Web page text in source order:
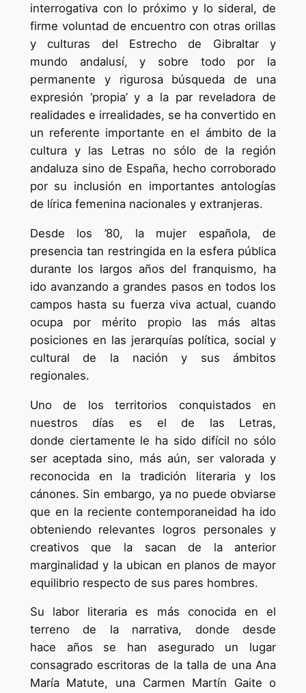
interrogativa con lo próximo y lo sideral, de
firme voluntad de encuentro con otras orillas
y culturas del Estrecho de Gibraltar y
mundo andalusí, y sobre todo por la
permanente y rigurosa búsqueda de una
expresión ‘propia’ y a la par reveladora de
realidades e irrealidades, se ha convertido en
un referente importante en el ámbito de la
cultura y las Letras no sólo de la región
andaluza sino de España, hecho corroborado
por su inclusión en importantes antologías
de lírica femenina nacionales y extranjeras.
Desde los ’80, la mujer española, de
presencia tan restringida en la esfera pública
durante los largos años del franquismo, ha
ido avanzando a grandes pasos en todos los
campos hasta su fuerza viva actual, cuando
ocupa por mérito propio las más altas
posiciones en las jerarquías política, social y
cultural de la nación y sus ámbitos
regionales.
Uno de los territorios conquistados en
nuestros días es el de las Letras,
donde ciertamente le ha sido difícil no sólo
ser aceptada sino, más aún, ser valorada y
reconocida en la tradición literaria y los
cánones. Sin embargo, ya no puede obviarse
que en la reciente contemporaneidad ha ido
obteniendo relevantes logros personales y
creativos que la sacan de la anterior
marginalidad y la ubican en planos de mayor
equilibrio respecto de sus pares hombres.
Su labor literaria es más conocida en el
terreno de la narrativa, donde desde
hace años se han asegurado un lugar
consagrado escritoras de la talla de una Ana
María Matute, una Carmen Martín Gaite o